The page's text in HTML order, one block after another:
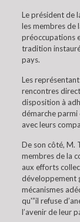
Le président de
les membres de
préoccupations
tradition
pays.
Les
rencontres
disposition à
démarche parmi
avec leurs
De son côté, M.
membres de la
aux efforts
développement
mécanismes
qu'”il refuse
l’avenir de leur